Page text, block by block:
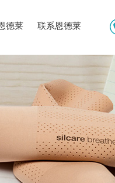
德莱 联系恩德莱